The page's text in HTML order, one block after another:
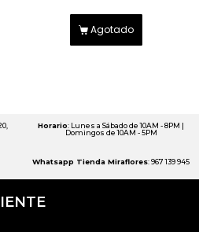
Agotado
Horario: Lunes a Sábado de 10AM - 8PM |
Domingos de 10AM - 5PM
Whatsapp Tienda Miraflores: 967 139 945